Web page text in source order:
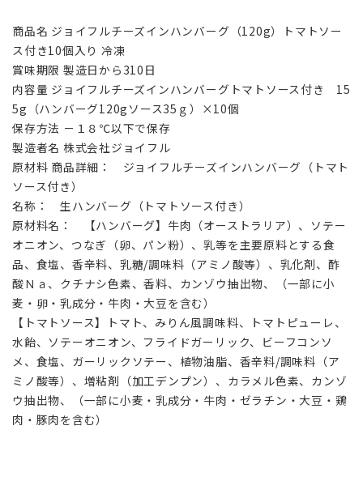
商品名 ジョイフルチーズインハンバーグ（120g）トマトソー
ス付き10個入り 冷凍
賞味期限 製造日から310日
内容量 ジョイフルチーズインハンバーグトマトソース付き 15
5g（ハンバーグ120gソース35ｇ）×10個
保存方法 －１８℃以下で保存
製造者名 株式会社ジョイフル
原材料 商品詳細： ジョイフルチーズインハンバーグ（トマト
ソース付き）
名称： 生ハンバーグ（トマトソース付き）
原材料名： 【ハンバーグ】牛肉（オーストラリア）、ソテー
オニオン、つなぎ（卵、パン粉）、乳等を主要原料とする食
品、食塩、香辛料、乳糖/調味料（アミノ酸等）、乳化剤、酢
酸Ｎａ、クチナシ色素、香料、カンゾウ抽出物、（一部に小
麦・卵・乳成分・牛肉・大豆を含む）
【トマトソース】トマト、みりん風調味料、トマトピューレ、
水飴、ソテーオニオン、フライドガーリック、ビーフコンソ
メ、食塩、ガーリックソテー、植物油脂、香辛料/調味料（ア
ミノ酸等）、増粘剤（加工デンプン）、カラメル色素、カンゾ
ウ抽出物、（一部に小麦・乳成分・牛肉・ゼラチン・大豆・鶏
肉・豚肉を含む）